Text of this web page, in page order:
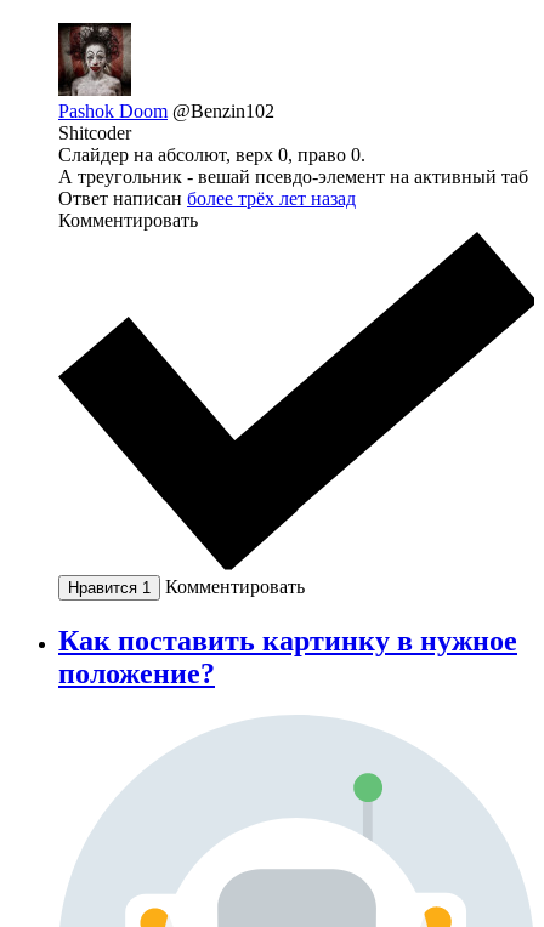
Pashok Doom @Benzin102
Shitcoder
Слайдер на абсолют, верх 0, право 0.
А треугольник - вешай псевдо-элемент на активный таб
Ответ написан более трёх лет назад
Комментировать
Нравится 1 Комментировать
Как поставить картинку в нужное
положение?